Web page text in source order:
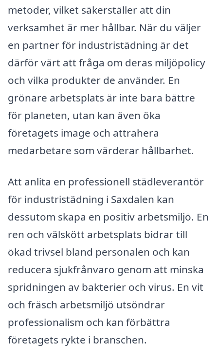
metoder, vilket säkerställer att din
verksamhet är mer hållbar. När du väljer
en partner för industristädning är det
därför värt att fråga om deras miljöpolicy
och vilka produkter de använder. En
grönare arbetsplats är inte bara bättre
för planeten, utan kan även öka
företagets image och attrahera
medarbetare som värderar hållbarhet.
Att anlita en professionell städleverantör
för industristädning i Saxdalen kan
dessutom skapa en positiv arbetsmiljö. En
ren och välskött arbetsplats bidrar till
ökad trivsel bland personalen och kan
reducera sjukfrånvaro genom att minska
spridningen av bakterier och virus. En vit
och fräsch arbetsmiljö utsöndrar
professionalism och kan förbättra
företagets rykte i branschen.